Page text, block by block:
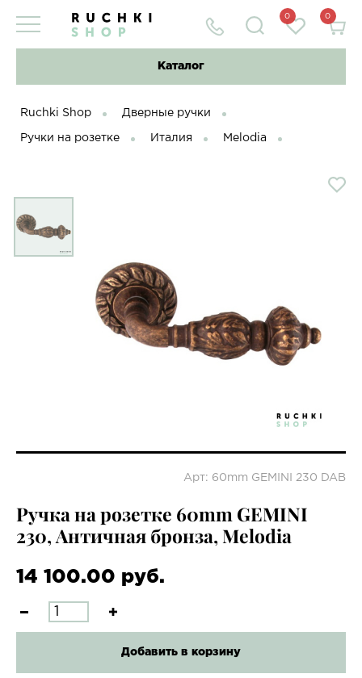
0 0
Каталог
Ruchki Shop Дверные ручки
Ручки на розетке Италия Melodia
Арт: 60mm GEMINI 230 DAB
Ручка на розетке 60mm GEMINI
230, Античная бронза, Melodia
14 100.00 руб.
Добавить в корзину